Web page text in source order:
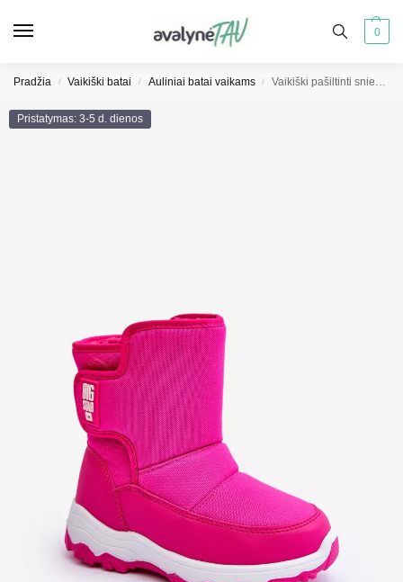
0
Pradžia / Vaikiški batai / Auliniai batai vaikams / Vaikiški pašiltinti sniego batai su lipdukais BIG STAR SHOES rožiniai MM374121
Pristatymas: 3-5 d. dienos